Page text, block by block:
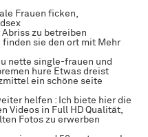
Frauen ficken,
zu betreiben
sie den ort mit Mehr
nette single-frauen und
hure Etwas dreist
ein schöne seite
helfen : Ich biete hier die
Videos in Full HD Qualität,
Fotos zu erwerben